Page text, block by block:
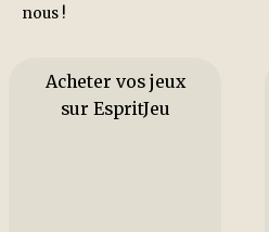
nous !
Acheter vos jeux
sur EspritJeu